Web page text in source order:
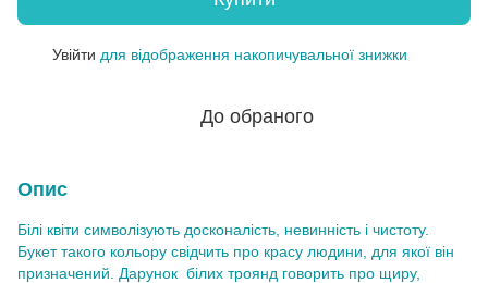
Увійти для відображення накопичувальної знижки
До обраного
Опис
Білі квіти символізують досконалість, невинність і чистоту.
Букет такого кольору свідчить про красу людини, для якої він
призначений. Дарунок білих троянд говорить про щиру,